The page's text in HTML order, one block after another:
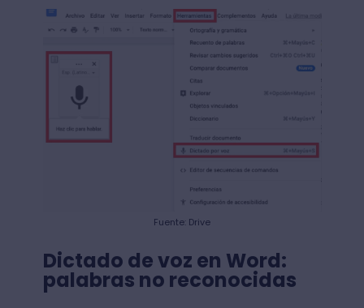
Fuente: Drive
Dictado de voz en Word:
palabras no reconocidas